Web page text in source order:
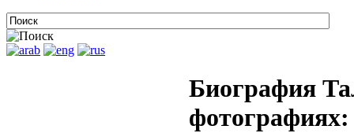
Биография
фотографиях: